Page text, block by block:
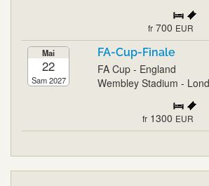
fr 700 EUR
Mai
22
Sam 2027
FA-Cup-Finale
FA Cup - England
Wembley Stadium -
fr 1300 EUR